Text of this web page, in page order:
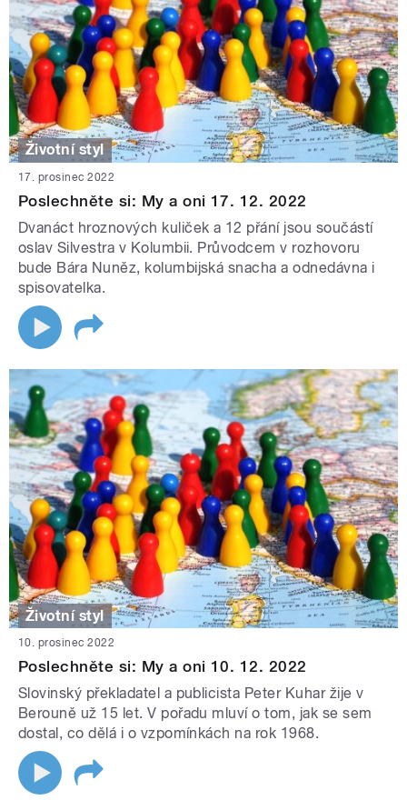
Životní styl
17. prosinec 2022
Poslechněte si: My a oni 17. 12. 2022
Dvanáct hroznových kuliček a 12 přání jsou součástí
oslav Silvestra v Kolumbii. Průvodcem v rozhovoru
bude Bára Nuněz, kolumbijská snacha a odnedávna i
spisovatelka.
Životní styl
10. prosinec 2022
Poslechněte si: My a oni 10. 12. 2022
Slovinský překladatel a publicista Peter Kuhar žije v
Berouně už 15 let. V pořadu mluví o tom, jak se sem
dostal, co dělá i o vzpomínkách na rok 1968.